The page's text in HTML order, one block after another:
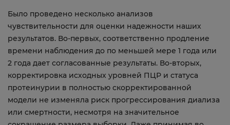
Было проведено несколько анализов
чувствительности для оценки надежности наших
результатов. Во-первых, соответственно продление
времени наблюдения до по меньшей мере 1 года или
2 года дает согласованные результаты. Во-вторых,
корректировка исходных уровней ПЦР и статуса
протеинурии в полностью скорректированной
модели не изменяла риск прогрессирования диализа
или смертности, несмотря на значительное